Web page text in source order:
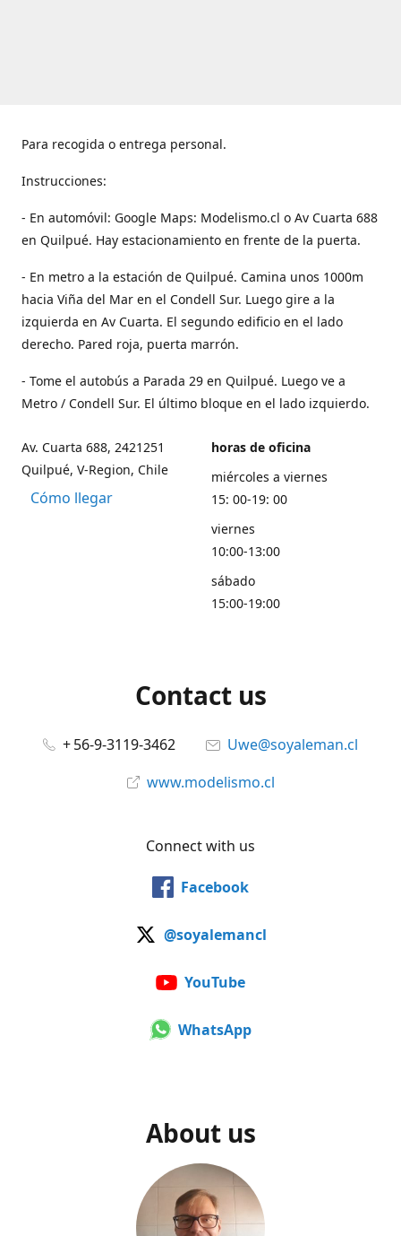
Para recogida o entrega personal.
Instrucciones:
- En automóvil: Google Maps: Modelismo.cl o Av Cuarta 688
en Quilpué. Hay estacionamiento en frente de la puerta.
- En metro a la estación de Quilpué. Camina unos 1000m
hacia Viña del Mar en el Condell Sur. Luego gire a la
izquierda en Av Cuarta. El segundo edificio en el lado
derecho. Pared roja, puerta marrón.
- Tome el autobús a Parada 29 en Quilpué. Luego ve a
Metro / Condell Sur. El último bloque en el lado izquierdo.
Av. Cuarta 688, 2421251
Quilpué, V-Region, Chile
Cómo llegar
horas de oficina
miércoles a viernes
15: 00-19: 00
viernes
10:00-13:00
sábado
15:00-19:00
Contact us
+ 56-9-3119-3462
Uwe@soyaleman.cl
www.modelismo.cl
Connect with us
Facebook
@soyalemancl
YouTube
WhatsApp
About us